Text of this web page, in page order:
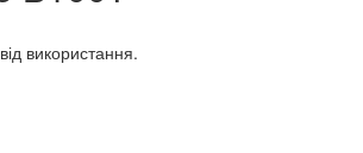
використання.